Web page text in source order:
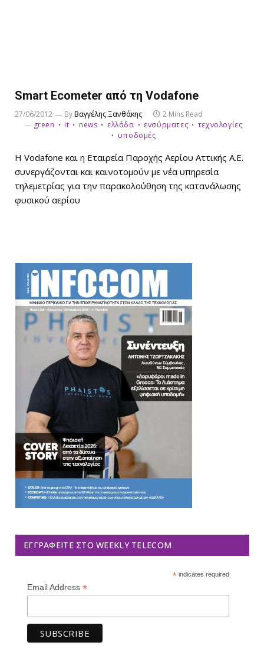
Smart Ecometer από τη Vodafone
27/06/2012 ByΒαγγέλης Ξανθάκης
2 Mins Read
green
it news ελλάδα ενσύρματες
τεχνολογίες
υποδομές
Η Vodafone και η Εταιρεία Παροχής Αερίου Αττικής Α.Ε.
συνεργάζονται και καινοτομούν με νέα υπηρεσία
τηλεμετρίας για την παρακολούθηση της κατανάλωσης
φυσικού αερίου
ΕΓΓΡΑΦΕΊΤΕ ΣΤΟ WEEKLY TELECOM
*indicates required
Email Address *